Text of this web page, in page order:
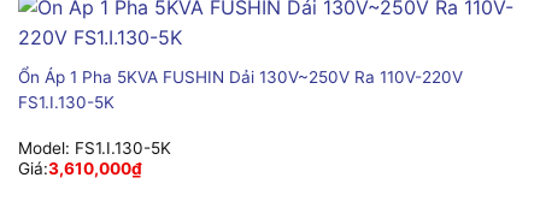
Ổn Áp 1 Pha 5KVA FUSHIN Dải 130V~250V Ra 110V-220V
FS1.I.130-5K
Model: FS1.I.130-5K
Giá:3,610,000₫